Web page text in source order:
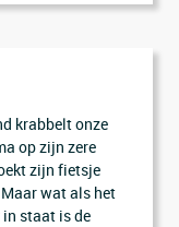
krabbelt onze
op zijn zere
zijn fietsje
wat als het
in staat is de